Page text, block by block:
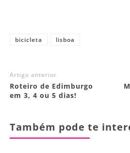
bicicleta lisboa
Artigo anterior
Roteiro de Edimburgo
em 3, 4 ou 5 dias!
Também pode te